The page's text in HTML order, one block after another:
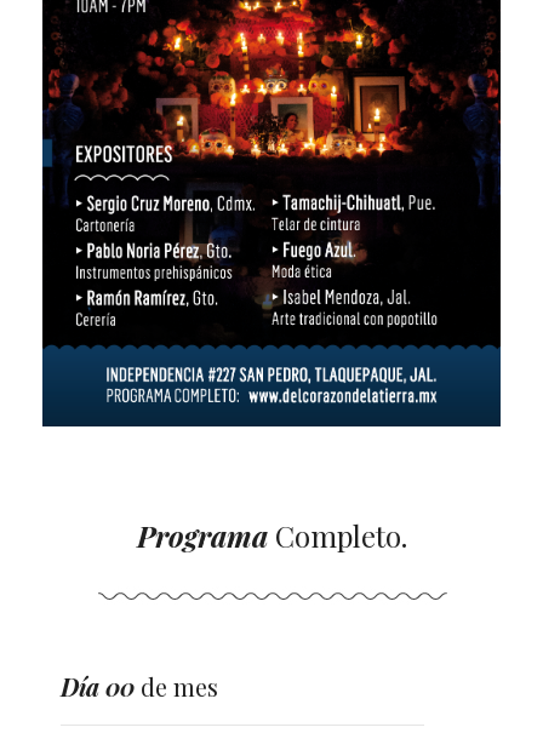
ProgramaCompleto.
Día 00 de mes